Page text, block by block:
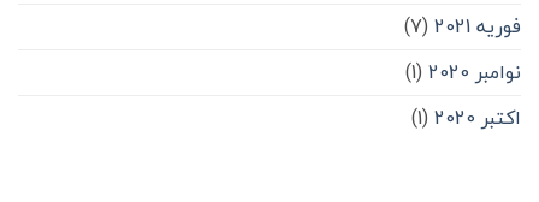
فوریه 2021
(7)
نوامبر 2020
(1)
اکتبر 2020
(1)